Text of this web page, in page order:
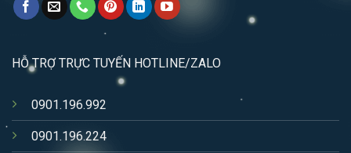
HỖ TRỢ TRỰC TUYẾN HOTLINE/ZALO
0901.196.992
0901.196.224